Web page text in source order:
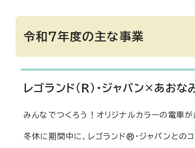
令和7年度の主な事業
レゴランド(R)・ジャパン×あお
みんなでつくろう！オリジナルカラーの電車が
冬休に期間中に、レゴランド®・ジャパンとのコ